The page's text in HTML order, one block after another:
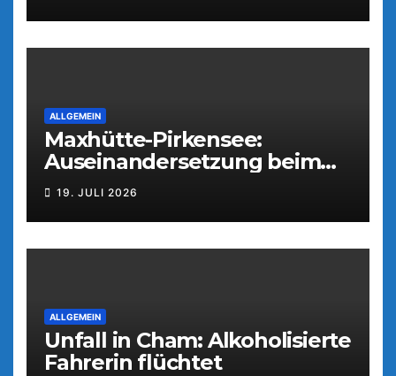
ALLGEMEIN
Maxhütte-Pirkensee:
Auseinandersetzung beim
Parkfest
19. JULI 2026
ALLGEMEIN
Unfall in Cham: Alkoholisierte
Fahrerin flüchtet